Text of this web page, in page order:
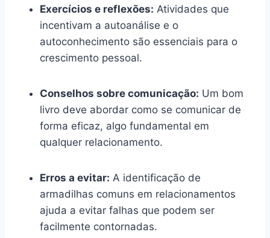
Exercícios e reflexões: Atividades que
incentivam a autoanálise e o
autoconhecimento são essenciais para o
crescimento pessoal.
Conselhos sobre comunicação: Um bom
livro deve abordar como se comunicar de
forma eficaz, algo fundamental em
qualquer relacionamento.
Erros a evitar: A identificação de
armadilhas comuns em relacionamentos
ajuda a evitar falhas que podem ser
facilmente contornadas.